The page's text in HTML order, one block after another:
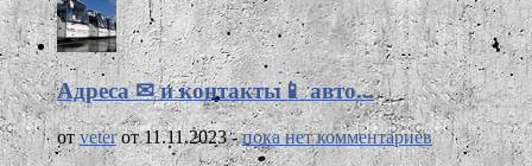
Адреса ✉ и контакты📱 авто...
отveterот 11.11.2023 -пока нет комментариев